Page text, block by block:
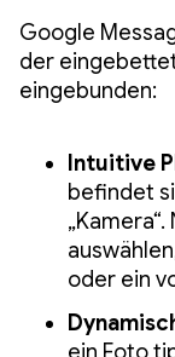
Google
der
eingebunden:
Intuitive
befindet
oder ein
ein Foto